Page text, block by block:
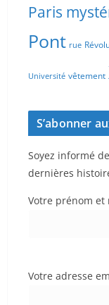
Paris
Pont rue
Université vêtement
S’abonner
Soyez informé
dernières
Votre prénom et
Votre adresse